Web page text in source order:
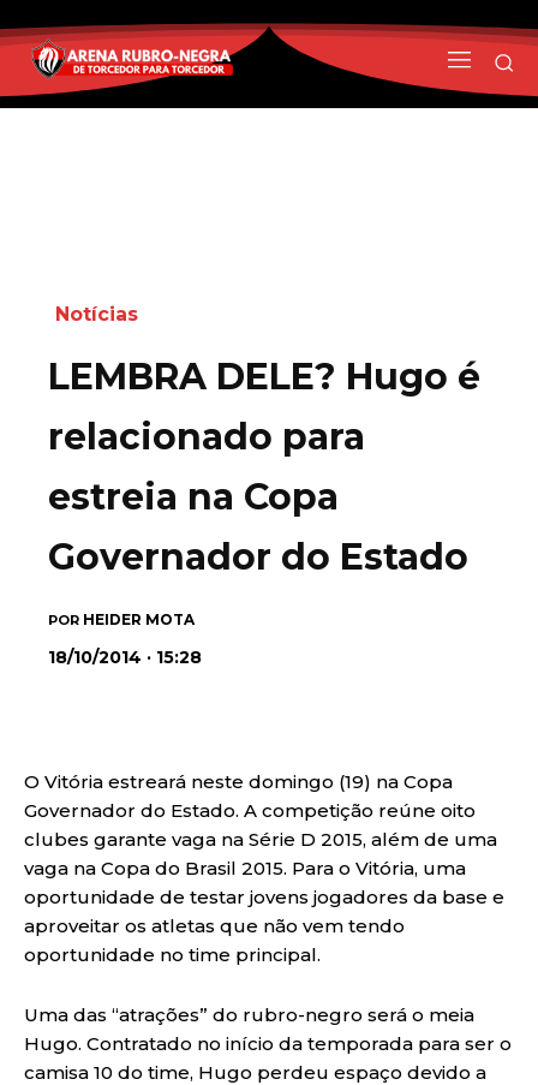
Notícias
LEMBRA DELE? Hugo é
relacionado para
estreia na Copa
Governador do Estado
POR HEIDER MOTA
18/10/2014 · 15:28
O Vitória estreará neste domingo (19) na Copa
Governador do Estado. A competição reúne oito
clubes garante vaga na Série D 2015, além de uma
vaga na Copa do Brasil 2015. Para o Vitória, uma
oportunidade de testar jovens jogadores da base e
aproveitar os atletas que não vem tendo
oportunidade no time principal.
Uma das “atrações” do rubro-negro será o meia
Hugo. Contratado no início da temporada para ser o
camisa 10 do time, Hugo perdeu espaço devido a